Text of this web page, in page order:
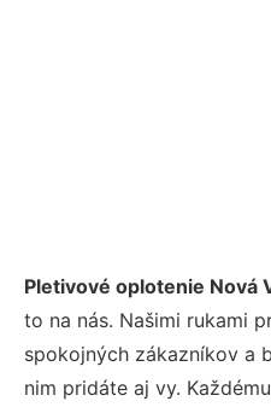
Pletivové oplotenie Nová
to na nás. Našimi rukami
spokojných zákazníkov a
nim pridáte aj vy.